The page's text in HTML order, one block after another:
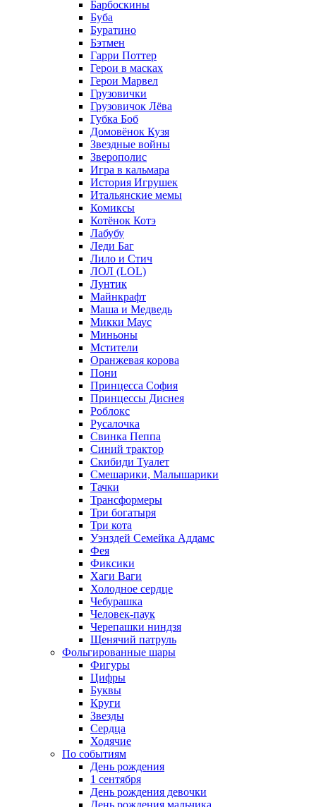
Барбоскины
Буба
Буратино
Бэтмен
Гарри Поттер
Герои в масках
Герои Марвел
Грузовички
Грузовичок Лёва
Губка Боб
Домовёнок Кузя
Звездные войны
Зверополис
Игра в кальмара
История Игрушек
Итальянские мемы
Комиксы
Котёнок Котэ
Лабубу
Леди Баг
Лило и Стич
ЛОЛ (LOL)
Лунтик
Майнкрафт
Маша и Медведь
Микки Маус
Миньоны
Мстители
Оранжевая корова
Пони
Принцесса София
Принцессы Диснея
Роблокс
Русалочка
Свинка Пеппа
Синий трактор
Скибиди Туалет
Смешарики, Малышарики
Тачки
Трансформеры
Три богатыря
Три кота
Уэнздей Семейка Аддамс
Фея
Фиксики
Хаги Ваги
Холодное сердце
Чебурашка
Человек-паук
Черепашки ниндзя
Щенячий патруль
Фольгированные шары
Фигуры
Цифры
Буквы
Круги
Звезды
Сердца
Ходячие
По событиям
День рождения
1 сентября
День рождения девочки
День рождения мальчика